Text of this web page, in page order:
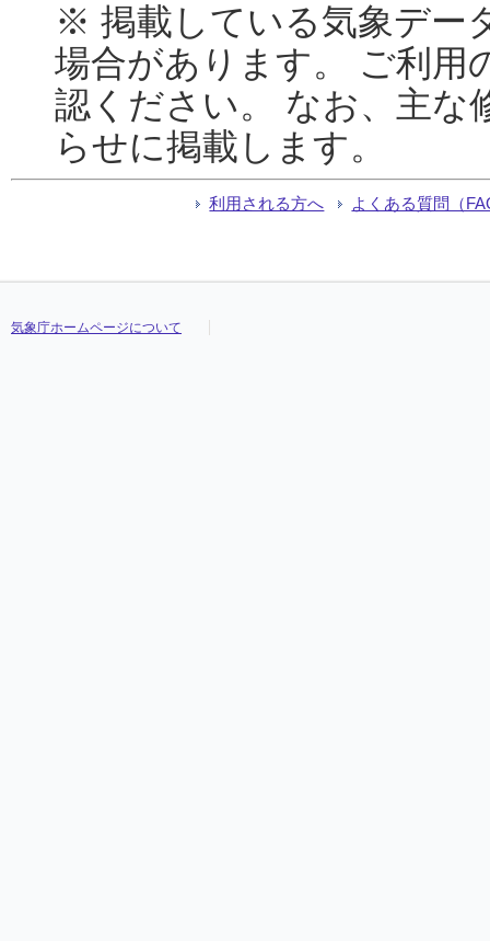
※ 掲載している気象デー
場合があります。 ご利用
認ください。 なお、主な
らせに掲載します。
利用される方へ よくある質問（
気象庁ホームページについて